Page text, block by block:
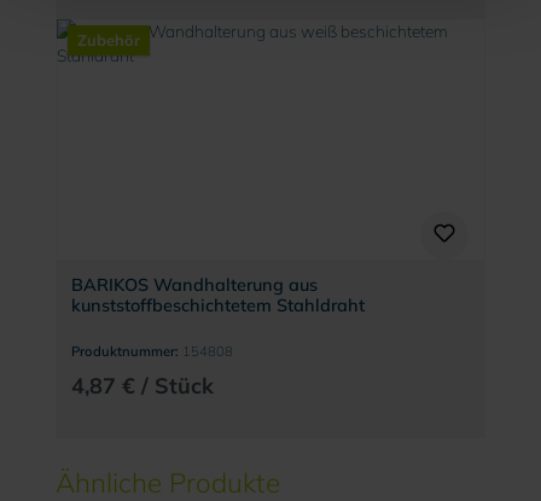
Zubehör
BARIKOS Wandhalterung aus
kunststoffbeschichtetem Stahldraht
Produktnummer: 154808
4,87 € / Stück
Produktgalerie überspringen
Ähnliche Produkte